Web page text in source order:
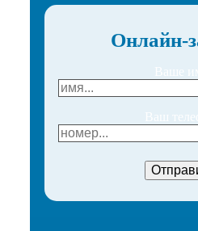
Онлайн-
Ваше
Ваш